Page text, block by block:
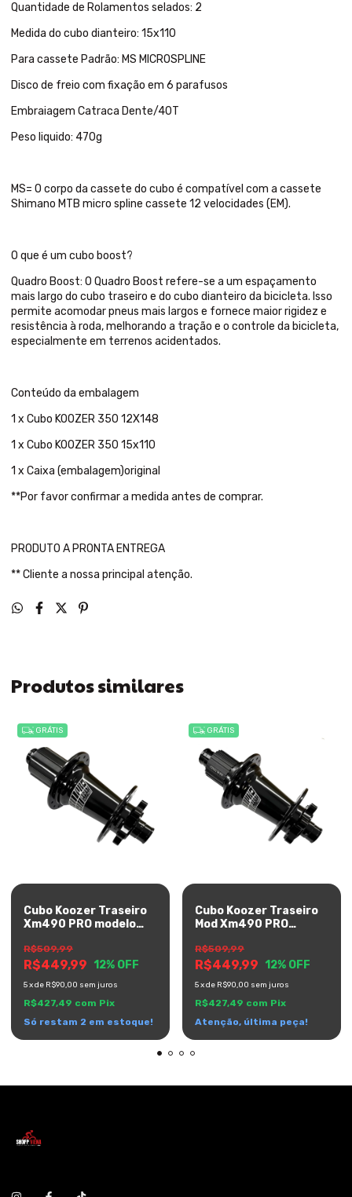
Quantidade de Rolamentos selados: 2
Medida do cubo dianteiro: 15x110
Para cassete Padrão: MS MICROSPLINE
Disco de freio com fixação em 6 parafusos
Embraiagem Catraca Dente/40T
Peso liquido: 470g
MS= O corpo da cassete do cubo é compatível com a cassete
Shimano MTB micro spline cassete 12 velocidades (EM).
O que é um cubo boost?
Quadro Boost: O Quadro Boost refere-se a um espaçamento
mais largo do cubo traseiro e do cubo dianteiro da bicicleta. Isso
permite acomodar pneus mais largos e fornece maior rigidez e
resistência à roda, melhorando a tração e o controle da bicicleta,
especialmente em terrenos acidentados.
Conteúdo da embalagem
1 x Cubo KOOZER 350 12X148
1 x Cubo KOOZER 350 15x110
1 x Caixa (embalagem)original
**Por favor confirmar a medida antes de comprar.
PRODUTO A PRONTA ENTREGA
** Cliente a nossa principal atenção.
Produtos similares
GRÁTIS
Cubo Koozer Traseiro
Xm490 PRO modelo
Shimano
R$449,99
R$509,99
12% OFF
5xde R$90,00 sem juros
R$427,49 com Pix
Só restam 2 em estoque!
GRÁTIS
Cubo Koozer Traseiro
Mod Xm490 PRO
28 Furos MS
R$449,99
R$509,99
12% OFF
5xde R$90,00 sem juros
R$427,49 com Pix
Atenção, última peça!